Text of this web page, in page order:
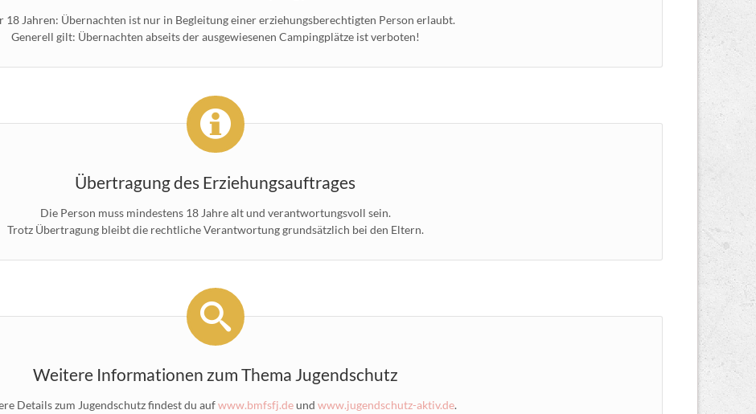
18 Jahren: Übernachten ist nur in Begleitung einer erziehungsberechtigten Person erlaubt.
Generell gilt: Übernachten abseits der ausgewiesenen Campingplätze ist verboten!
Übertragung des Erziehungsauftrages
Die Person muss mindestens 18 Jahre alt und verantwortungsvoll sein.
Trotz Übertragung bleibt die rechtliche Verantwortung grundsätzlich bei den Eltern.
Weitere Informationen zum Thema Jugendschutz
Details zum Jugendschutz findest du aufwww.bmfsfj.deund www.jugendschutz-aktiv.de.